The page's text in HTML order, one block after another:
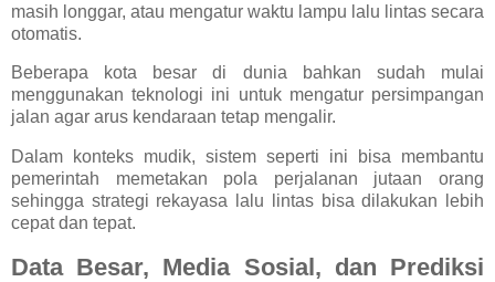
masih longgar, atau mengatur waktu lampu lalu lintas secara
otomatis.
Beberapa kota besar di dunia bahkan sudah mulai
menggunakan teknologi ini untuk mengatur persimpangan
jalan agar arus kendaraan tetap mengalir.
Dalam konteks mudik, sistem seperti ini bisa membantu
pemerintah memetakan pola perjalanan jutaan orang
sehingga strategi rekayasa lalu lintas bisa dilakukan lebih
cepat dan tepat.
Data Besar, Media Sosial, dan Prediksi